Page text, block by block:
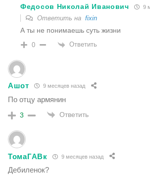
Федосов Николай Иванович 9
Ответить на fixin
А ты не понимаешь суть жизни
0 Ответить
Ашот 9 месяцев назад
По отцу армянин
3 Ответить
ТомаГАВк 9 месяцев назад
Дебиленок?